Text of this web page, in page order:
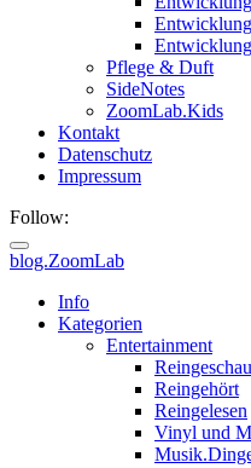
Pflege & Duft
SideNotes
ZoomLab.Kids
Kontakt
Datenschutz
Impressum
Follow:
blog.ZoomLab
ZoomLab
Info
Kategorien
Entertainment
Reingehört
Reingelesen
Vinyl und